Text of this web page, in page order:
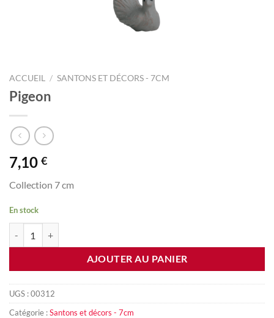
ACCUEIL / SANTONS ET DÉCORS - 7CM
Pigeon
7,10 €
Collection 7 cm
En stock
AJOUTER AU PANIER
UGS :00312
Catégorie :Santons et décors - 7cm